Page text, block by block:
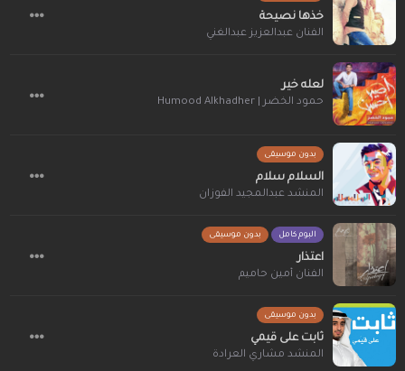
خذها نصيحة
الفنان عبدالعزيز عبدالغني
لعله خير
حمود الخضر | Humood Alkhadher
بدون موسيقى
السلام سلام
المنشد عبدالمجيد الفوزان
البوم كامل بدون موسيقى
اعتذار
الفنان أمين حاميم
بدون موسيقى
ثابت على قيمي
المنشد مشاري العرادة